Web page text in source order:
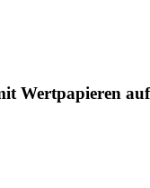
Wertpapieren auf